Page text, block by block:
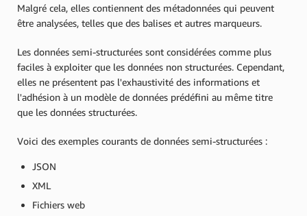
Malgré cela, elles contiennent des métadonnées qui peuvent
être analysées, telles que des balises et autres marqueurs.
Les données semi-structurées sont considérées comme plus
faciles à exploiter que les données non structurées. Cependant,
elles ne présentent pas l'exhaustivité des informations et
l'adhésion à un modèle de données prédéfini au même titre
que les données structurées.
Voici des exemples courants de données semi-structurées :
JSON
XML
Fichiers web